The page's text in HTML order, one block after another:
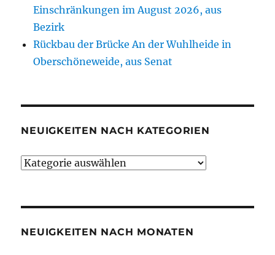
Einschränkungen im August 2026, aus
Bezirk
Rückbau der Brücke An der Wuhlheide in
Oberschöneweide, aus Senat
NEUIGKEITEN NACH KATEGORIEN
Neuigkeiten
NEUIGKEITEN NACH MONATEN